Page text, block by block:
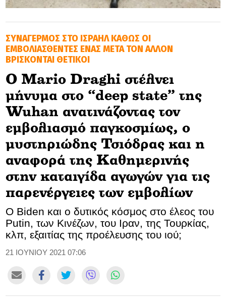
SOOZIE’S FRIENDS
CULTURE
TASTELAND
TECH
HEALTH
MEDIALAND
DRIVE
SPORTS
DIA Y NOCHE
ADVERTISE
ΣΥΝΑΓΕΡΜΟΣ ΣΤΟ ΙΣΡΑΗΛ ΚΑΘΩΣ ΟΙ
ΕΜΒΟΛΙΑΣΘΕΝΤΕΣ ΕΝΑΣ ΜΕΤΑ ΤΟΝ ΑΛΛΟΝ
ΒΡΙΣΚΟΝΤΑΙ ΘΕΤΙΚΟΙ
O Mario Draghi στέλνει
μήνυμα στο “deep state” της
Wuhan ανατινάζοντας τον
εμβολιασμό παγκοσμίως, o
μυστηριώδης Τσιόδρας και η
αναφορά της Καθημερινής
στην καταιγίδα αγωγών για τις
παρενέργειες των εμβολίων
Ο Biden και ο δυτικός κόσμος στο έλεος του
Putin, των Κινέζων, του Ιραν, της Τουρκίας,
κλπ, εξαιτίας της προέλευσης του ιού;
21 ΙΟΥΝΙΟΥ 2021 07:06